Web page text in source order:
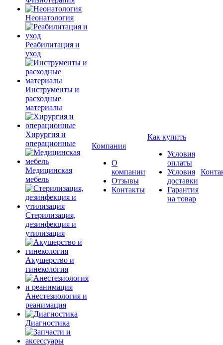
Неонатология
Реабилитация и
уход
Инструменты и
расходные
материалы
Хирургия и
операционные
Медицинская
мебель
Стерилизация,
дезинфекция и
утилизация
Акушерство и
гинекология
Анестезиология и
реанимация
Диагностика
Компания
О
компании
Отзывы
Контакты
Как купить
Условия
оплаты
Условия
доставки
Гарантия
на товар